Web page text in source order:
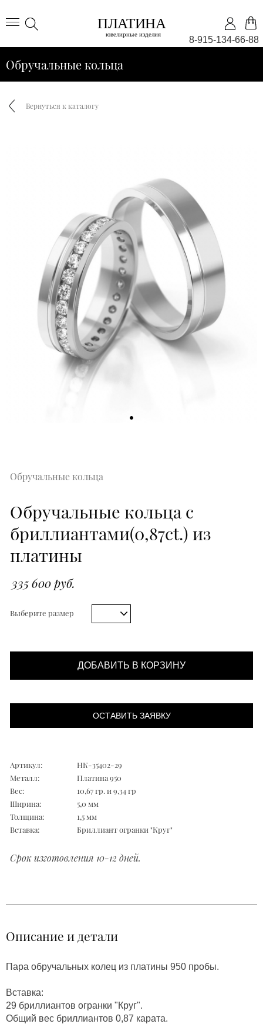
8-915-134-66-88
Обручальные кольца
Вернуться к каталогу
Обручальные кольца
Обручальные кольца с
бриллиантами(0,87ct.) из
платины
335 600 руб.
Выберите размер
ДОБАВИТЬ В КОРЗИНУ
ОСТАВИТЬ ЗАЯВКУ
Артикул:
НК-35402-29
Металл:
Платина 950
Вес:
10,67 гр. и 9,34 гр
Ширина:
5,0 мм
Толщина:
1,5 мм
Вставка:
Бриллиант огранки "Круг"
Срок изготовления 10-12 дней.
Описание и детали
Пара обручальных колец из платины 950 пробы.
Вставка:
29 бриллиантов огранки "Круг".
Общий вес бриллиантов 0,87 карата.